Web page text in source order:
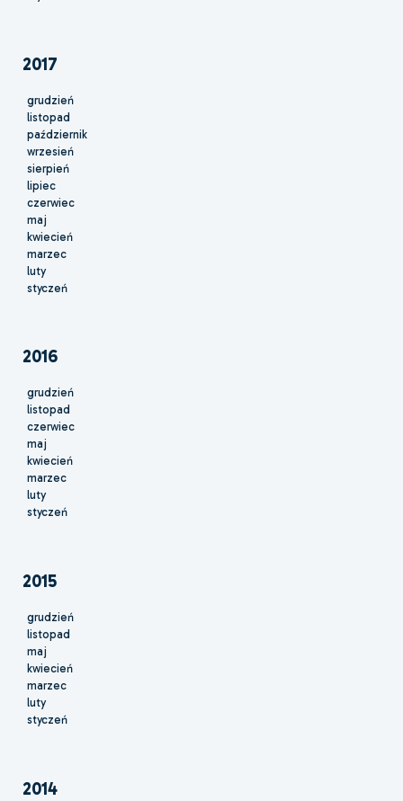
2017
grudzień
listopad
październik
wrzesień
sierpień
lipiec
czerwiec
maj
kwiecień
marzec
luty
styczeń
2016
grudzień
listopad
czerwiec
maj
kwiecień
marzec
luty
styczeń
2015
grudzień
listopad
maj
kwiecień
marzec
luty
styczeń
2014